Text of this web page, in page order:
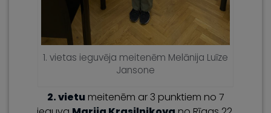
1. vietas ieguvēja meitenēm Melānija Luīze
Jansone
2. vietumeitenēm ar 3 punktiem no 7